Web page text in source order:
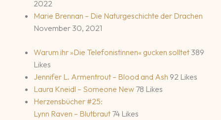
2022
Marie Brennan – Die Naturgeschichte der Drachen
November 30, 2021
Warum ihr »Die Telefonistinnen« gucken solltet 389
Likes
Jennifer L. Armentrout – Blood and Ash 92 Likes
Laura Kneidl – Someone New 78 Likes
Herzensbücher #25:
Lynn Raven – Blutbraut 74 Likes